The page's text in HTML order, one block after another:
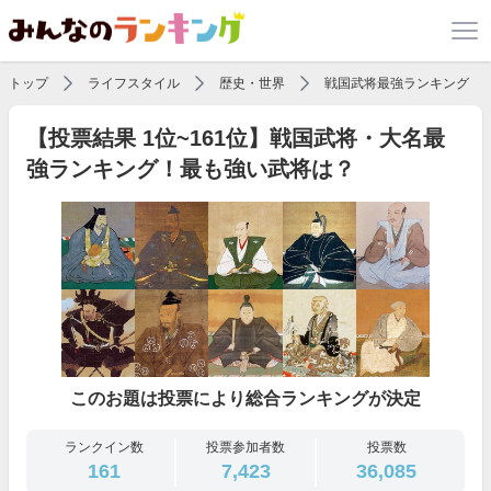
トップ ライフスタイル 歴史・世界 戦国武将最強ランキング
【投票結果 1位~161位】戦国武将・大名最
強ランキング！最も強い武将は？
このお題は投票により総合ランキングが決定
ランクイン数
161
投票参加者数
7,423
投票数
36,085